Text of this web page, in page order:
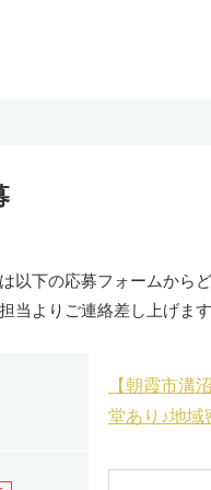
以下の応募フォームからど
当よりご連絡差し上げます
【朝霞市溝
堂あり♪地